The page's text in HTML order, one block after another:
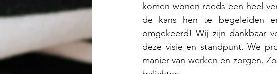
komen wonen reeds een heel
de kans hen te begeleiden
omgekeerd! Wij zijn dankbaar
deze visie en standpunt. We
manier van werken en zorgen.